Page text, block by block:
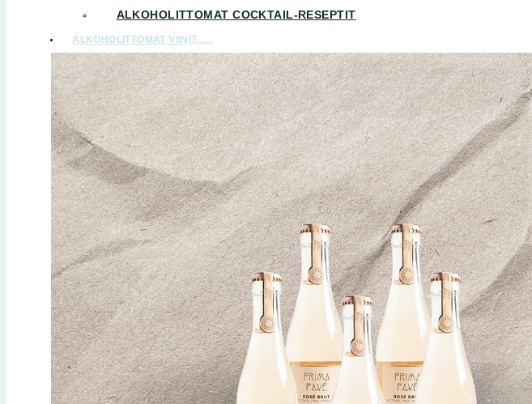
ALKOHOLITTOMAT COCKTAIL-RESEPTIT
ALKOHOLITTOMAT VIINIT
KAIKKI VIINIT
ALKOHOLITTOMAT STILL-VIINIT
Alkoholittomat VALKOVIINIT
Alkoholittomat PUNAVIINIT
Alkoholittomat ROSÉVIINIT
ALKOHOLITTOMAT KUOHUVIINIT
Alkoholittomat VALKOISET KUOHUVIINIT
Alkoholittomat ROSEEKUOHUVIINIT
Alkoholittomat PUNAISET KUOHUVIINIT